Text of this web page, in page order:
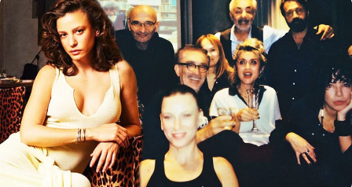
Oyuncu Serenay Sarıkaya, 31. Adana Altın
Koza Film Festivali'nde birlikte görev aldığı jüri
üyelerini, lüks evinde ağırladı. Jüri üyelerinin
birlikte çekilmiş fotoğrafını yazar Nermin
Yıldırım sosyal medya hesabından paylaştı.